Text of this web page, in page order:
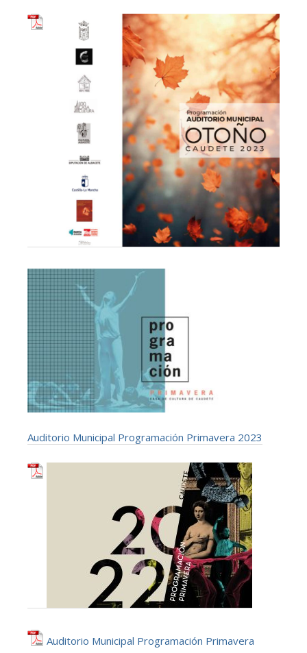
Auditorio Municipal Programación Primavera 2023
Auditorio Municipal Programación Primavera